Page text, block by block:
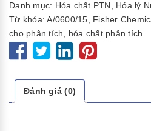
Danh mục: Hóa chất PTN
Hóa lý
Từ khóa:A/0600/15 Fisher
cho phân tích
hóa chất phân tích
Đánh giá (0)